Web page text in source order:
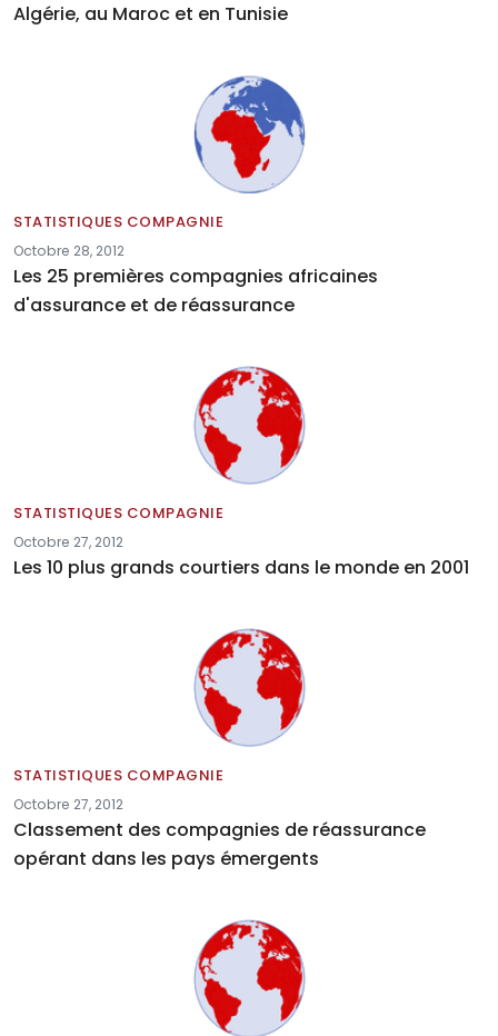
Algérie, au Maroc et en Tunisie
STATISTIQUES COMPAGNIE
Octobre 28, 2012
Les 25 premières compagnies africaines
d'assurance et de réassurance
STATISTIQUES COMPAGNIE
Octobre 27, 2012
Les 10 plus grands courtiers dans le monde en 2001
STATISTIQUES COMPAGNIE
Octobre 27, 2012
Classement des compagnies de réassurance
opérant dans les pays émergents